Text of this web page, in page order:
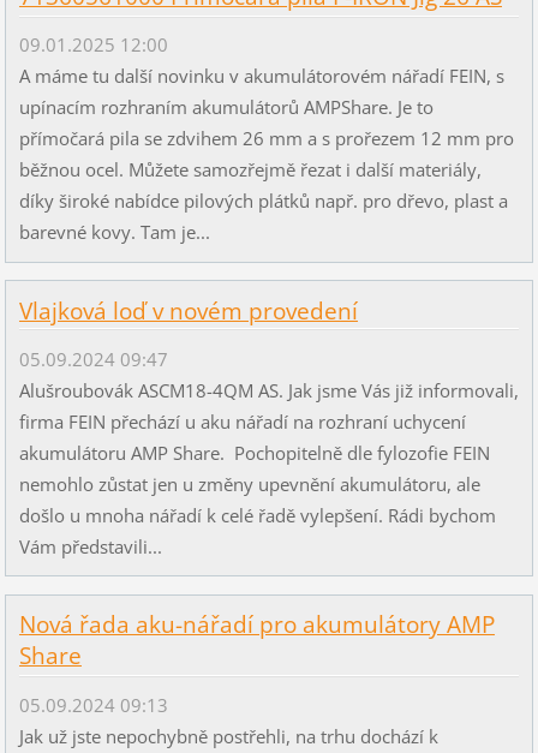
09.01.2025 12:00
A máme tu další novinku v akumulátorovém nářadí FEIN, s
upínacím rozhraním akumulátorů AMPShare. Je to
přímočará pila se zdvihem 26 mm a s prořezem 12 mm pro
běžnou ocel. Můžete samozřejmě řezat i další materiály,
díky široké nabídce pilových plátků např. pro dřevo, plast a
barevné kovy. Tam je...
Vlajková loď v novém provedení
05.09.2024 09:47
Alušroubovák ASCM18-4QM AS. Jak jsme Vás již informovali,
firma FEIN přechází u aku nářadí na rozhraní uchycení
akumulátoru AMP Share. Pochopitelně dle fylozofie FEIN
nemohlo zůstat jen u změny upevnění akumulátoru, ale
došlo u mnoha nářadí k celé řadě vylepšení. Rádi bychom
Vám představili...
Nová řada aku-nářadí pro akumulátory AMP
Share
05.09.2024 09:13
Jak už jste nepochybně postřehli, na trhu dochází k